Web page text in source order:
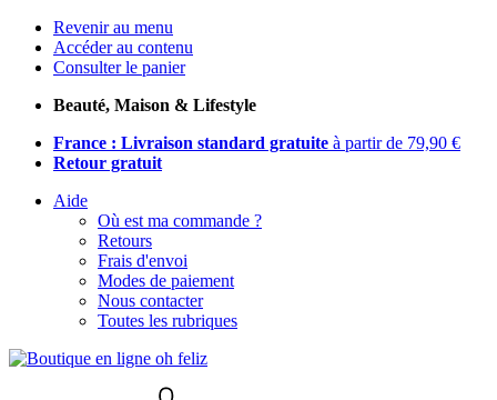
Revenir au menu
Accéder au contenu
Consulter le panier
Beauté, Maison & Lifestyle
France : Livraison standard gratuite à partir de 79,90 €
Retour gratuit
Aide
Où est ma commande ?
Retours
Frais d'envoi
Modes de paiement
Nous contacter
Toutes les rubriques